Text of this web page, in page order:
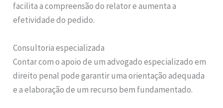
facilita a compreensão do relator e aumenta a
efetividade do pedido.
Consultoria especializada
Contar com o apoio de um advogado especializado em
direito penal pode garantir uma orientação adequada
e a elaboração de um recurso bem fundamentado.